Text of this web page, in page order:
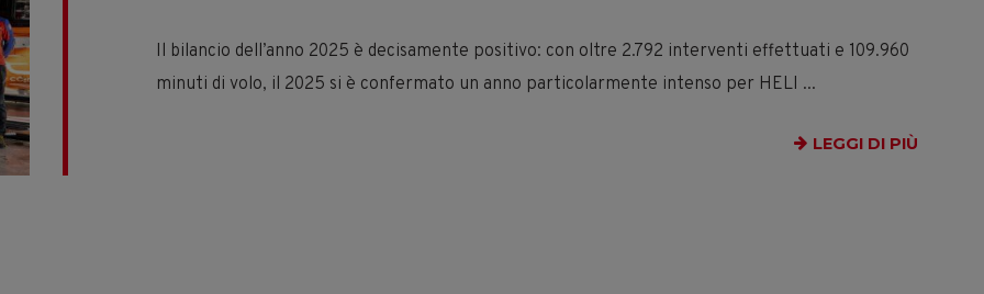
Il bilancio dell’anno 2025 è decisamente positivo: con oltre 2.792 interventi effettuati e 109.960
minuti di volo, il 2025 si è confermato un anno particolarmente intenso per HELI ...
LEGGI DI PIÙ